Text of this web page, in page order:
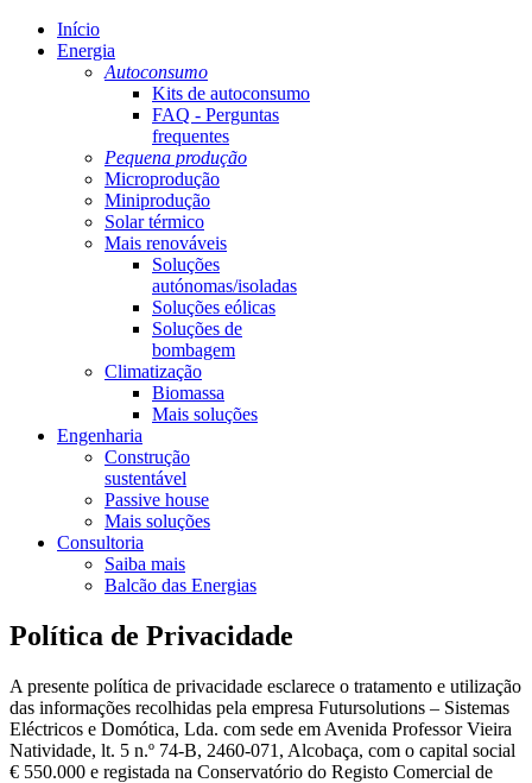
Início
Energia
Autoconsumo
Kits de autoconsumo
FAQ - Perguntas
frequentes
Pequena produção
Microprodução
Miniprodução
Solar térmico
Mais renováveis
Soluções
autónomas/isoladas
Soluções eólicas
Soluções de
bombagem
Climatização
Biomassa
Mais soluções
Engenharia
Construção
sustentável
Passive house
Mais soluções
Consultoria
Saiba mais
Balcão das Energias
Política de Privacidade
A presente política de privacidade esclarece o tratamento e utilização
das informações recolhidas pela empresa Futursolutions – Sistemas
Eléctricos e Domótica, Lda. com sede em Avenida Professor Vieira
Natividade, lt. 5 n.º 74-B, 2460-071, Alcobaça, com o capital social
€ 550.000 e registada na Conservatório do Registo Comercial de